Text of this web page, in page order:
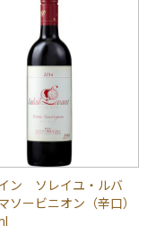
ン ソレイユ・ルバ
ービニオン（辛口）